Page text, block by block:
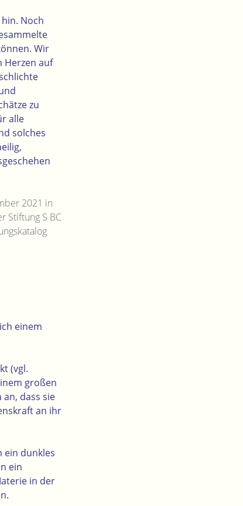
Noch
Wir
Herzen auf
zu
alle
solches
2021 in
Stiftung S BC
einem
(vgl.
großen
dass sie
an ihr
ein dunkles
ein
in der